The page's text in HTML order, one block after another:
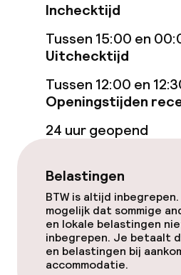
Spa behandelingen
Massage
Fitnessruimte / gym
Entertainment
Gratis wifi
Zonneterras
TV lounge
Inchecktijd
Tussen 15:00 en
Uitchecktijd
Tussen 12:00 en
Openingstijden
24 uur geopend
Belastingen
BTW is altijd
mogelijk dat sommige
en lokale belastingen
inbegrepen. Je betaalt
en belastingen bij
accommodatie.